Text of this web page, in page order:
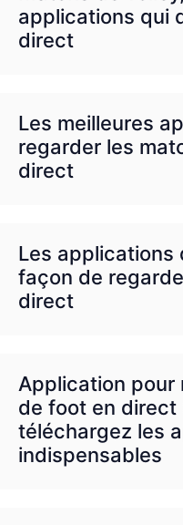
applications qui
direct
Les meilleures
regarder les
direct
Les applications
façon de
direct
Application pour
de foot en direct
téléchargez les
indispensables